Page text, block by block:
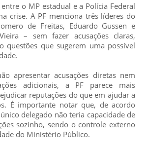
o MP estadual e a Polícia Federal
crise. A PF menciona três líderes do
de Freitas, Eduardo Gussen e
– sem fazer acusações claras,
questões que sugerem uma possível
apresentar acusações diretas nem
adicionais, a PF parece mais
reputações do que em ajudar a
É importante notar que, de acordo
delegado não teria capacidade de
sozinho, sendo o controle externo
do Ministério Público.